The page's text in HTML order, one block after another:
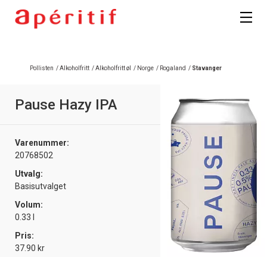
Pollisten /Alkoholfritt /Alkoholfritt øl / Norge / Rogaland / Stavanger
Pause Hazy IPA
Varenummer:
20768502
Utvalg:
Basisutvalget
Volum:
0.33 l
Pris:
37.90 kr